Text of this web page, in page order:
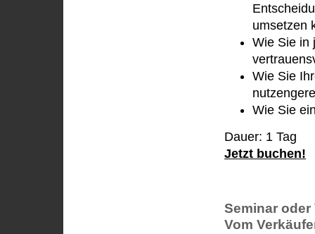
umsetzen
Wie Sie in
Wie Sie
Wie Sie
Dauer: 1 Tag
Jetzt buchen!
Seminar oder
Vom